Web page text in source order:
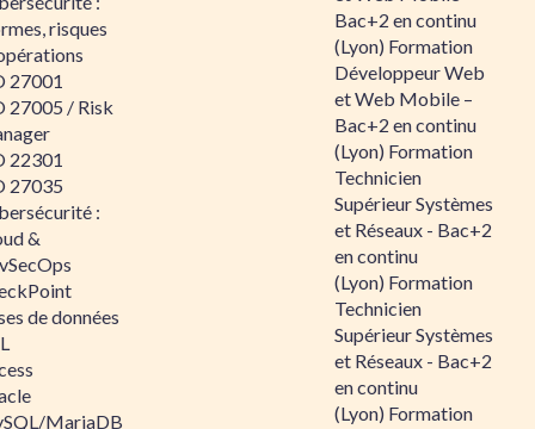
risques
27001
27005 / Risk
22301
27035
:
&
de données
MariaDB
Bac+2 en continu
(Lyon) Formation
Développeur Web
et Web Mobile –
Bac+2 en continu
(Lyon) Formation
Technicien
Supérieur Systèmes
et Réseaux - Bac+2
en continu
(Lyon) Formation
Technicien
Supérieur Systèmes
et Réseaux - Bac+2
en continu
(Lyon) Formation